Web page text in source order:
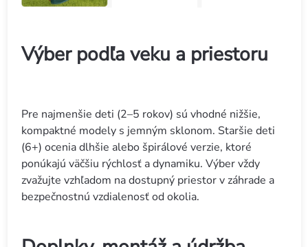
Výber podľa veku a priestoru
Pre najmenšie deti (2–5 rokov) sú vhodné nižšie,
kompaktné modely s jemným sklonom. Staršie deti
(6+) ocenia dlhšie alebo špirálové verzie, ktoré
ponúkajú väčšiu rýchlosť a dynamiku. Výber vždy
zvažujte vzhľadom na dostupný priestor v záhrade a
bezpečnostnú vzdialenosť od okolia.